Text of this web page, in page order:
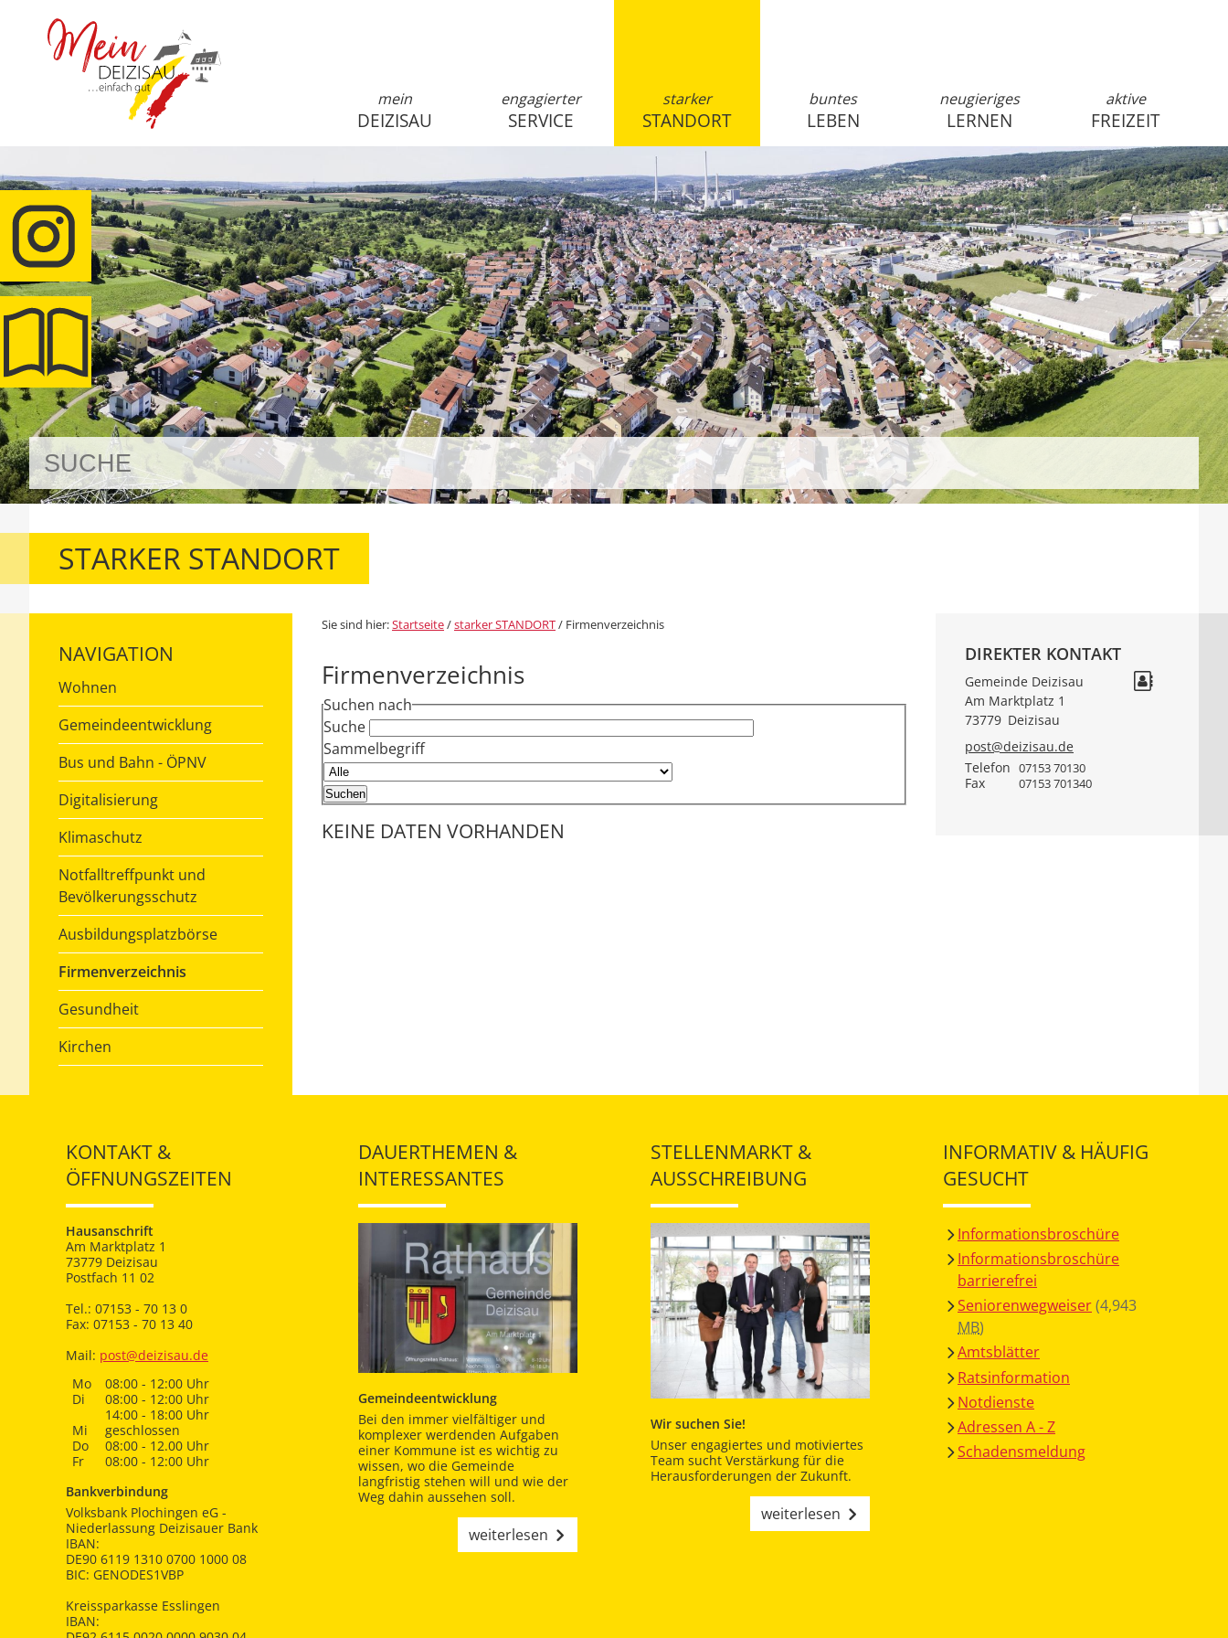
anmelden
mein
DEIZISAU
engagierter
SERVICE
starker
STANDORT
buntes
LEBEN
neugieriges
LERNEN
aktive
FREIZEIT
STARKER STANDORT
NAVIGATION
Wohnen
Gemeindeentwicklung
Bus und Bahn - ÖPNV
Digitalisierung
Klimaschutz
Notfalltreffpunkt und
Bevölkerungsschutz
Ausbildungsplatzbörse
Firmenverzeichnis
Gesundheit
Kirchen
Sie sind hier:Startseite/starker STANDORT/ Firmenverzeichnis
Firmenverzeichnis
Suchen nach
Suche
Sammelbegriff
KEINE DATEN VORHANDEN
DIREKTER KONTAKT
Gemeinde Deizisau
Am Marktplatz 1
73779 Deizisau
post@deizisau.de
Telefon 07153 70130
Fax 07153 701340
KONTAKT &
ÖFFNUNGSZEITEN
Hausanschrift
Am Marktplatz 1
73779 Deizisau
Postfach 11 02
Tel.: 07153 - 70 13 0
Fax: 07153 - 70 13 40
Mail: post@deizisau.de
Mo
08:00 - 12:00 Uhr
Di
08:00 - 12:00 Uhr
14:00 - 18:00 Uhr
Mi
geschlossen
Do
08:00 - 12.00 Uhr
Fr
08:00 - 12:00 Uhr
Bankverbindung
Volksbank Plochingen eG -
Niederlassung Deizisauer Bank
IBAN:
DE90 6119 1310 0700 1000 08
BIC: GENODES1VBP
Kreissparkasse Esslingen
IBAN:
DAUERTHEMEN &
INTERESSANTES
Gemeindeentwicklung
Bei den immer vielfältiger und
komplexer werdenden Aufgaben
einer Kommune ist es wichtig zu
wissen, wo die Gemeinde
langfristig stehen will und wie der
Weg dahin aussehen soll.
weiterlesen
STELLENMARKT &
AUSSCHREIBUNG
Wir suchen Sie!
Unser engagiertes und motiviertes
Team sucht Verstärkung für die
Herausforderungen der Zukunft.
weiterlesen
INFORMATIV & HÄUFIG
GESUCHT
Informationsbroschüre
Informationsbroschüre
barrierefrei
Seniorenwegweiser(4,943
MB)
Amtsblätter
Ratsinformation
Notdienste
Adressen A - Z
Schadensmeldung